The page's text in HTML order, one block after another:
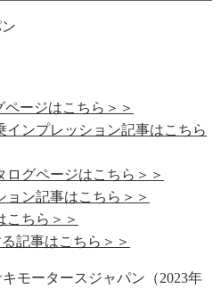
ページはこちら＞＞
インプレッション記事はこちら
ログページはこちら＞＞
ョン記事はこちら＞＞
こちら＞＞
記事はこちら＞＞
モータースジャパン（2023年